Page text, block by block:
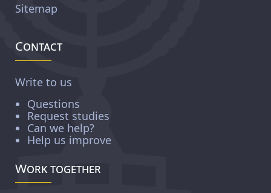
Sitemap
Contact
Write to us
Questions
Request studies
Can we help?
Help us improve
Work together